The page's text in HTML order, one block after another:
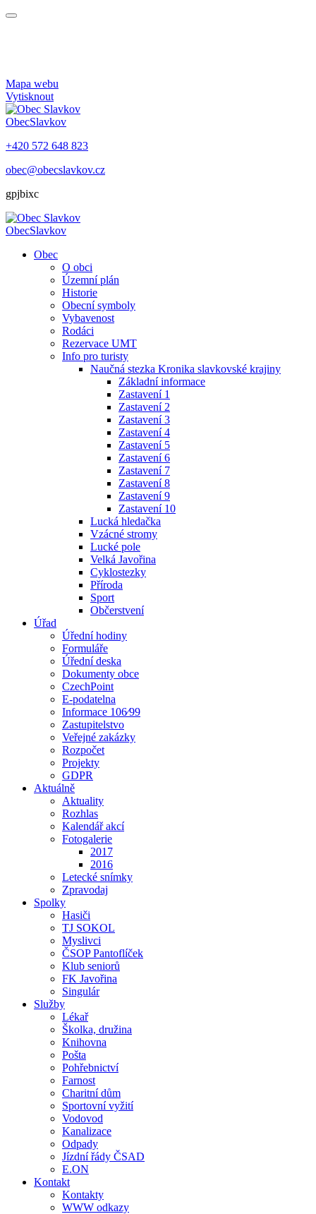
Mapa webu
Vytisknout
ObecSlavkov
+420 572 648 823
obec@obecslavkov.cz
gpjbixc
ObecSlavkov
Obec
O obci
Územní plán
Historie
Obecní symboly
Vybavenost
Rodáci
Rezervace UMT
Info pro turisty
Naučná stezka Kronika slavkovské krajiny
Základní informace
Zastavení 1
Zastavení 2
Zastavení 3
Zastavení 4
Zastavení 5
Zastavení 6
Zastavení 7
Zastavení 8
Zastavení 9
Zastavení 10
Lucká hledačka
Vzácné stromy
Lucké pole
Velká Javořina
Cyklostezky
Příroda
Sport
Občerstvení
Úřad
Úřední hodiny
Formuláře
Úřední deska
Dokumenty obce
CzechPoint
E-podatelna
Informace 106⁄99
Zastupitelstvo
Veřejné zakázky
Rozpočet
Projekty
GDPR
Aktuálně
Aktuality
Rozhlas
Kalendář akcí
Fotogalerie
2017
2016
Letecké snímky
Zpravodaj
Spolky
Hasiči
TJ SOKOL
Myslivci
ČSOP Pantoflíček
Klub seniorů
FK Javořina
Singulár
Služby
Lékař
Školka, družina
Knihovna
Pošta
Pohřebnictví
Farnost
Charitní dům
Sportovní vyžití
Vodovod
Kanalizace
Odpady
Jízdní řády ČSAD
E.ON
Kontakt
Kontakty
WWW odkazy